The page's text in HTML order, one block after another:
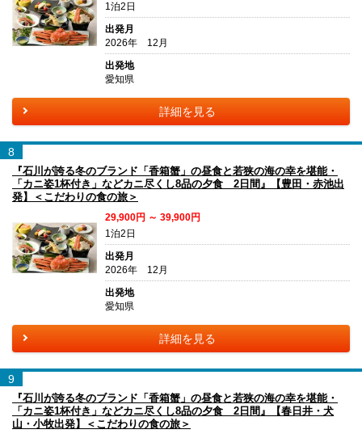
1泊2日
出発月
2026年 12月
出発地
愛知県
詳細を見る
8
『石川が誇る冬のブランド「香箱蟹」の昼食と若狭の海の幸を堪能・
「カニ姿1杯付き」などカニ尽くし8品の夕食 2日間』【豊田・赤池出
発】＜こだわりの食の旅＞
29,900円 ～ 39,900円
1泊2日
出発月
2026年 12月
出発地
愛知県
詳細を見る
9
『石川が誇る冬のブランド「香箱蟹」の昼食と若狭の海の幸を堪能・
「カニ姿1杯付き」などカニ尽くし8品の夕食 2日間』【春日井・犬
山・小牧出発】＜こだわりの食の旅＞